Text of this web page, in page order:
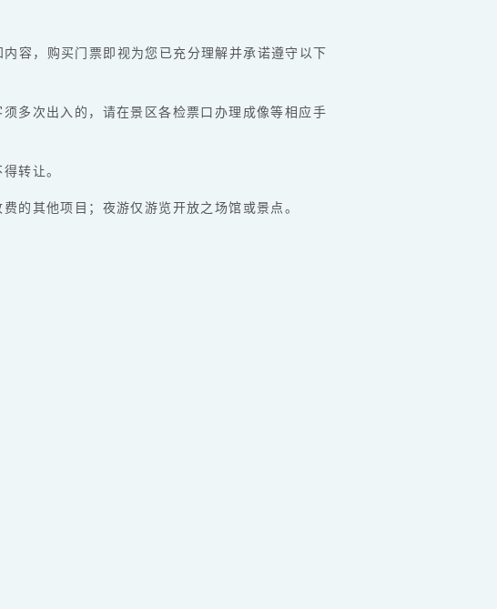
容，购买门票即视为您已充分理解并承诺遵守以下
多次出入的，请在景区各检票口办理成像等相应手
转让。
的其他项目；夜游仅游览开放之场馆或景点。